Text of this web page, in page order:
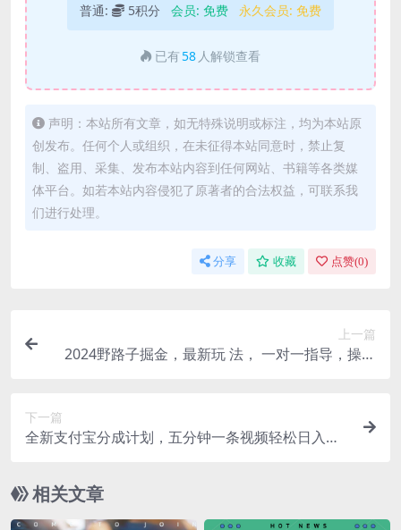
普通: 5积分 会员: 免费 永久会员: 免费
已有 58 人解锁查看
声明：本站所有文章，如无特殊说明或标注，均为本站原
创发布。任何个人或组织，在未征得本站同意时，禁止复
制、盗用、采集、发布本站内容到任何网站、书籍等各类媒
体平台。如若本站内容侵犯了原著者的合法权益，可联系我
们进行处理。
分享 收藏 点赞(0)
上一篇
2024野路子掘金，最新玩 法， 一对一指导，操作
下一篇
全新支付宝分成计划，五分钟一条视频轻松日入一
相关文章